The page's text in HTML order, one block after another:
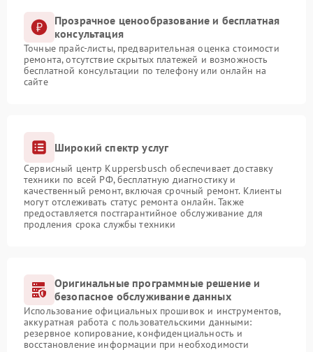
Прозрачное ценообразование и бесплатная
консультация
Точные прайс-листы, предварительная оценка стоимости
ремонта, отсутствие скрытых платежей и возможность
бесплатной консультации по телефону или онлайн на
сайте
Широкий спектр услуг
Сервисный центр Kuppersbusch обеспечивает доставку
техники по всей РФ, бесплатную диагностику и
качественный ремонт, включая срочный ремонт. Клиенты
могут отслеживать статус ремонта онлайн. Также
предоставляется постгарантийное обслуживание для
продления срока службы техники
Оригинальные программные решение и
безопасное обслуживание данных
Использование официальных прошивок и инструментов,
аккуратная работа с пользовательскими данными:
резервное копирование, конфиденциальность и
восстановление информации при необходимости